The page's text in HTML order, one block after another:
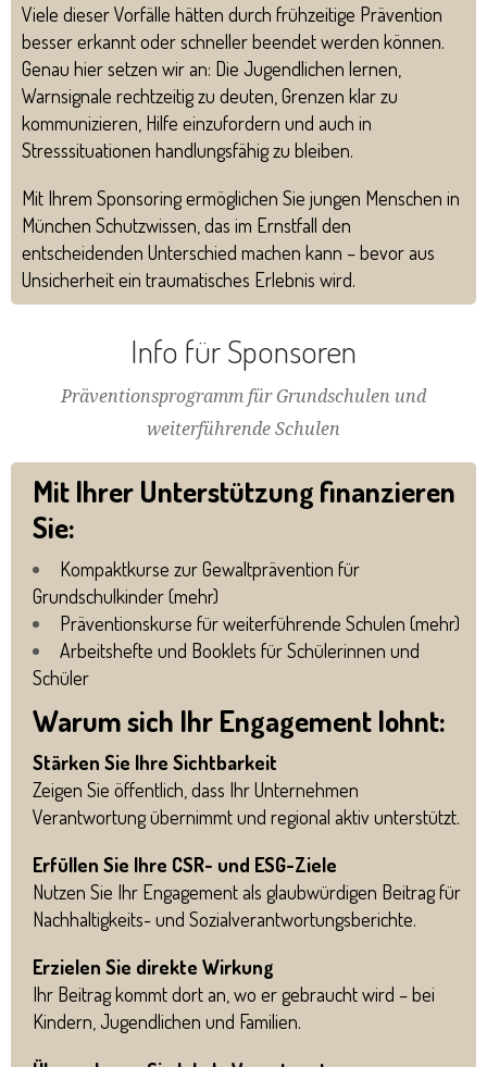
Viele dieser Vorfälle hätten durch frühzeitige Prävention
besser erkannt oder schneller beendet werden können.
Genau hier setzen wir an: Die Jugendlichen lernen,
Warnsignale rechtzeitig zu deuten, Grenzen klar zu
kommunizieren, Hilfe einzufordern und auch in
Stresssituationen handlungsfähig zu bleiben.
Mit Ihrem Sponsoring ermöglichen Sie jungen Menschen in
München Schutzwissen, das im Ernstfall den
entscheidenden Unterschied machen kann – bevor aus
Unsicherheit ein traumatisches Erlebnis wird.
Info für Sponsoren
Präventionsprogramm für Grundschulen und
weiterführende Schulen
Mit Ihrer Unterstützung finanzieren
Sie:
Kompaktkurse zur Gewaltprävention für
Grundschulkinder (mehr)
Präventionskurse für weiterführende Schulen (mehr)
Arbeitshefte und Booklets für Schülerinnen und
Schüler
Warum sich Ihr Engagement lohnt:
Stärken Sie Ihre Sichtbarkeit
Zeigen Sie öffentlich, dass Ihr Unternehmen
Verantwortung übernimmt und regional aktiv unterstützt.
Erfüllen Sie Ihre CSR- und ESG-Ziele
Nutzen Sie Ihr Engagement als glaubwürdigen Beitrag für
Nachhaltigkeits- und Sozialverantwortungsberichte.
Erzielen Sie direkte Wirkung
Ihr Beitrag kommt dort an, wo er gebraucht wird – bei
Kindern, Jugendlichen und Familien.